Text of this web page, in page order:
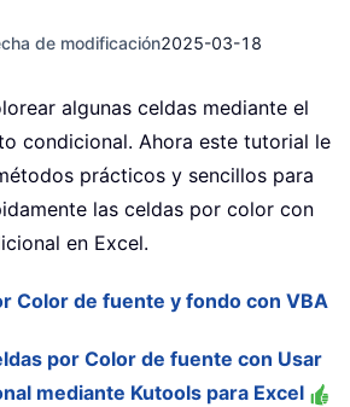
de modificación2025-03-18
algunas celdas mediante el
condicional. Ahora este tutorial le
prácticos y sencillos para
las celdas por color con
en Excel.
Color de fuente y fondo con VBA
por Color de fuente con Usar
mediante Kutools para Excel